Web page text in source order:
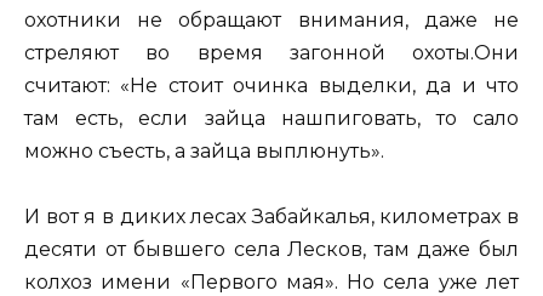
охотники не обращают внимания, даже не
стреляют во время загонной охоты.Они
считают: «Не стоит очинка выделки, да и что
там есть, если зайца нашпиговать, то сало
можно съесть, а зайца выплюнуть».
И вот я в диких лесах Забайкалья, километрах в
десяти от бывшего села Лесков, там даже был
колхоз имени «Первого мая». Но села уже лет